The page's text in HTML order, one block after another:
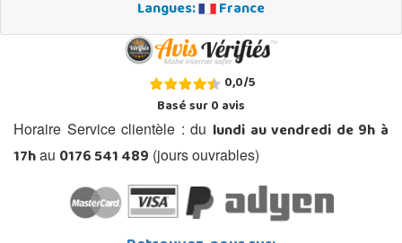
Langues: France
0,0/5
Basé sur0avis
Horaire Service clientèle : du lundi au vendredi de 9h à
17hau 0176 541 489 (jours ouvrables)